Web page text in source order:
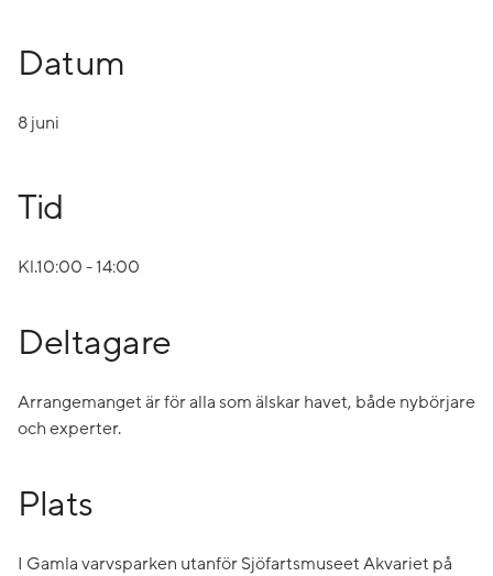
Datum
8 juni
Tid
Kl.10:00 - 14:00
Deltagare
Arrangemanget är för alla som älskar havet, både nybörjare
och experter.
Plats
I Gamla varvsparken utanför Sjöfartsmuseet Akvariet på